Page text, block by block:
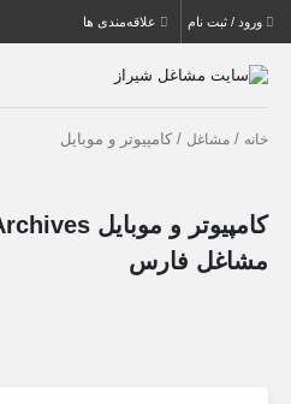
ورود / ثبت نام علاقه‌مندی ها
خانه /مشاغل / کامپیوتر و موبایل
مشاغل فارس